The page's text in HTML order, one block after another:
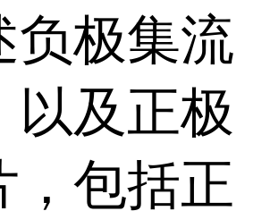
负极集流
以及正极
，包括正